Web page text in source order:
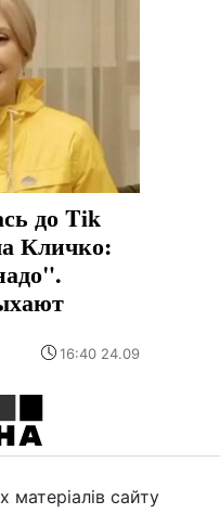
до Tik
Кличко:
16:40 24.09
матеріалів сайту